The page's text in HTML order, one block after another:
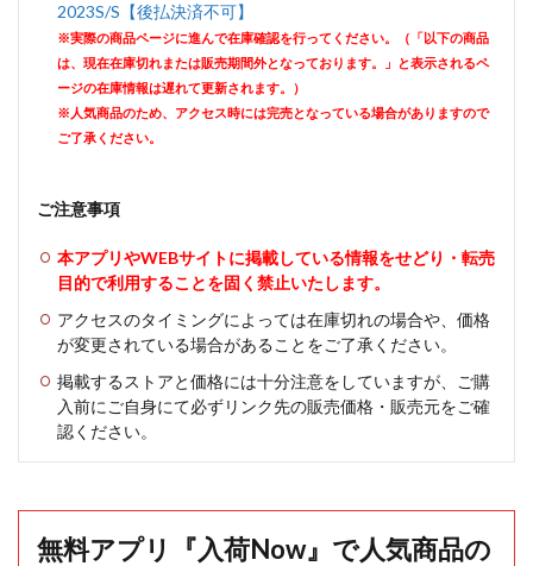
2023S/S【後払決済不可】
※実際の商品ページに進んで在庫確認を行ってください。（「以下の商品
は、現在在庫切れまたは販売期間外となっております。」と表示されるペ
ージの在庫情報は遅れて更新されます。）
※人気商品のため、アクセス時には完売となっている場合がありますので
ご了承ください。
ご注意事項
本アプリやWEBサイトに掲載している情報をせどり・転売
目的で利用することを固く禁止いたします。
アクセスのタイミングによっては在庫切れの場合や、価格
が変更されている場合があることをご了承ください。
掲載するストアと価格には十分注意をしていますが、ご購
入前にご自身にて必ずリンク先の販売価格・販売元をご確
認ください。
無料アプリ『入荷Now』で人気商品の